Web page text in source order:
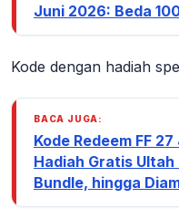
Juni 2026: Beda
Kode dengan hadiah
BACA JUGA:
Kode Redeem FF
Hadiah Gratis
Bundle, hingga